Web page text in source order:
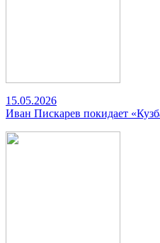
15.05.2026
Иван Пискарев покидает